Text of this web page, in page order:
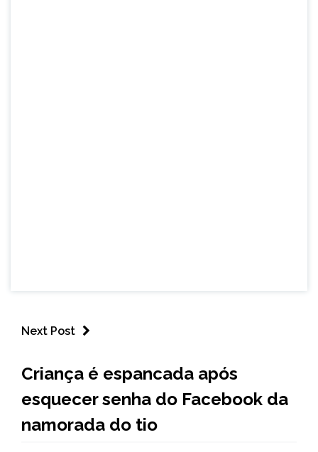
Next Post
GERAIS
Criança é espancada após
esquecer senha do Facebook da
namorada do tio